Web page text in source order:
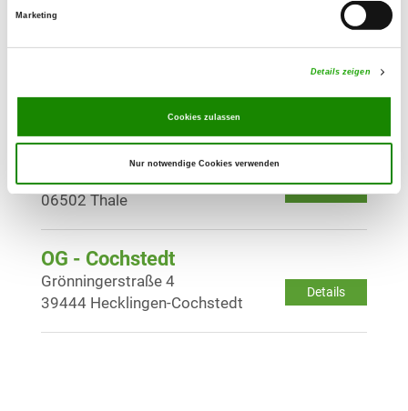
Marketing
Details zeigen
Cookies zulassen
Nur notwendige Cookies verwenden
OG - Barleben
39179 Barleben
OG - Thale e.V.
Details
Neinstedter Straße 23
06502 Thale
OG - Cochstedt
Details
Grönningerstraße 4
39444 Hecklingen-Cochstedt